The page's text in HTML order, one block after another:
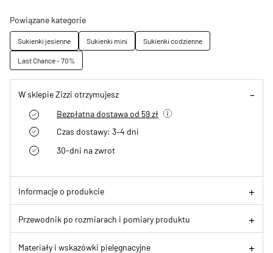
Powiązane kategorie
Sukienki jesienne Sukienki mini
Sukienki codzienne
Last Chance - 70%
W sklepie Zizzi otrzymujesz
Bezpłatna dostawa od 59 zł
Czas dostawy: 3–4 dni
30-dni na zwrot
Informacje o produkcie
Przewodnik po rozmiarach i pomiary produktu
Materiały i wskazówki pielęgnacyjne